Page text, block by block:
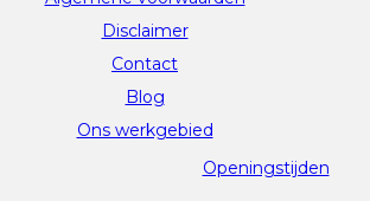
Disclaimer
Contact
Blog
Ons werkgebied
Openingstijden